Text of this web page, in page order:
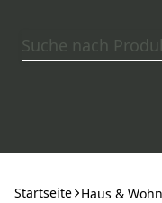
Startseite Haus &